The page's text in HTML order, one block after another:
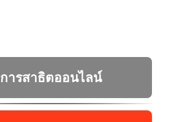
การสาธิตออนไลน์